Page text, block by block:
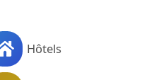
Hôtels